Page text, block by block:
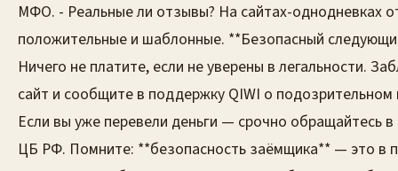
МФО. - Реальные ли отзывы? На сайтах-однодневках
положительные и шаблонные. **Безопасный
Ничего не платите, если не уверены в легальности.
сайт и сообщите в поддержку QIWI о подозрительном
Если вы уже перевели деньги — срочно обращайтесь
ЦБ РФ. Помните: **безопасность заёмщика** — это в